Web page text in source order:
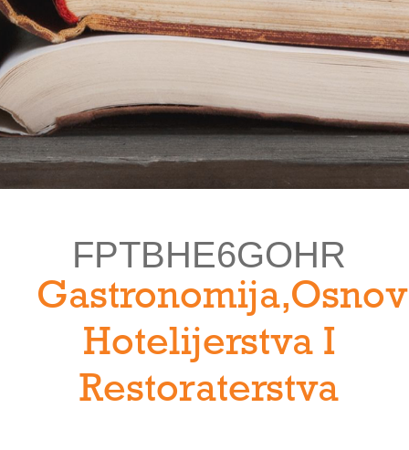
FPTBHE6GOHR
Hotelijerstva I
Restoraterstva